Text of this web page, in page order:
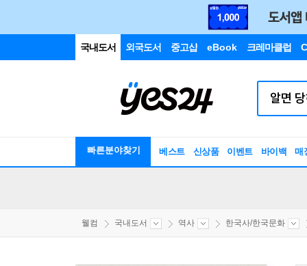
국내도서 외국도서 중고샵 eBook 크레마클럽
빠른분야찾기 베스트 신상품 이벤트 바이백 매
웰컴 국내도서 역사 한국사/한국문화